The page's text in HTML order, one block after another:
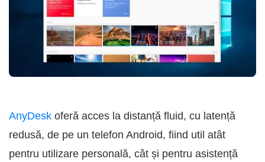
AnyDesk oferă acces la distanță fluid, cu latență
redusă, de pe un telefon Android, fiind util atât
pentru utilizare personală, cât și pentru asistență